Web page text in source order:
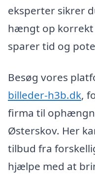
eksperter sikrer
hængt op
sparer tid og
Besøg vores
billeder-h3b.dk,
firma til
Østerskov. Her
tilbud fra
hjælpe med at